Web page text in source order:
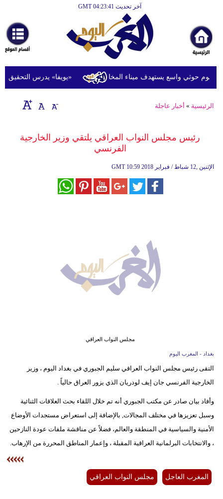
آخر تحديث GMT 04:23:41
أخبارعاجلة
رياضة
ثقافة
إقتصاد
وموسيقى
إسلامية
علوم
وتكنولوجيا
«يويفا» يدرس التحقيق في حوثي واسع يستهدف ميناء المخا
الرئيسية » أخبار عاجلة
رئيس مجلس النواب العراقي يلتقي وزير الخارجية
الفرنسي
GMT 10:59 2018 الإثنين ,12 شباط / فبراير
مجلس النواب العراقي
بغداد - المغرب اليوم
التقى رئيس مجلس النواب العراقي سليم الجبوري في بغداد اليوم ، وزير
الخارجية الفرنسي جان إيف لودريان الذي يزور العراق حالياً .
وأفاد بيان صادر عن مكتب الجبوري أنه تم خلال اللقاء بحث العلاقات الثنائية
وسبل تعزيزها في مختلف المجالات, بالإضافة إلى استعراض مستجدات الأوضاع
الأمنية والسياسية في المنطقة والعالم، فضلاً عن مناقشة ملفات عودة النازحين
، والانتخابات البرلمانية العراقية المقبلة ، وإعمار المناطق المحررة من الإرهاب.
المغرب العاجل مجلس النواب العراقي